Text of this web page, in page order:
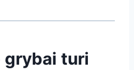
grybai turi